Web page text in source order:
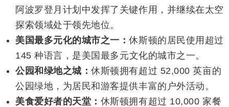
阿波罗登月计划中发挥了关键作用，并继续在太空
探索领域处于领先地位。
美国最多元化的城市之一：休斯顿的居民使用超过
145 种语言，是美国最多元文化的城市之一。
公园和绿地之城：休斯顿拥有超过 52,000 英亩的
公园绿地，为居民和游客提供丰富的户外活动。
美食爱好者的天堂： 休斯顿拥有超过 10,000 家餐